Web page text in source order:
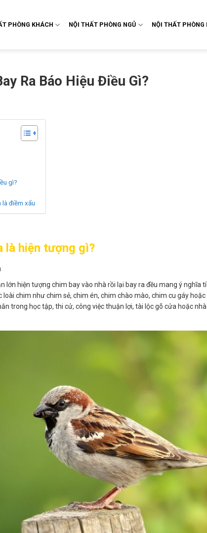
PHÒNG KHÁCH NỘI THẤT PHÒNG NGỦ NỘI THẤT PHÒNG
Ra Báo Hiệu Điều Gì?
gì?
là điềm xấu
là hiện tượng gì?
lớn hiện tượng chim bay vào nhà rồi lại bay ra đều mang ý nghĩa
loài chim như chim sẻ, chim én, chim chào mào, chim cu gáy
trong học tập, thi cử, công việc thuận lợi, tài lộc gõ cửa hoặc